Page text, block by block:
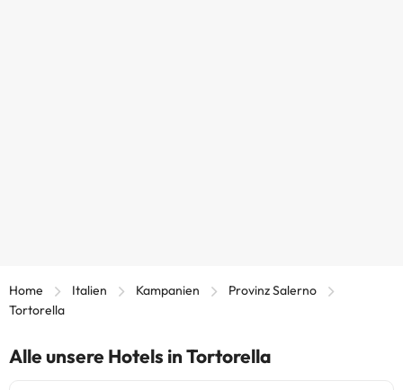
Home Italien Kampanien
Provinz Salerno
Tortorella
Alle unsere Hotels in Tortorella